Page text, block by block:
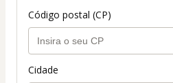
Código postal (CP)
Cidade